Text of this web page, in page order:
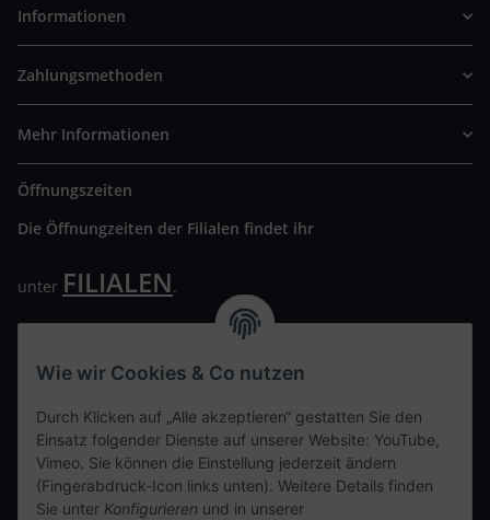
Informationen
Zahlungsmethoden
Mehr Informationen
Öffnungszeiten
Die Öffnungzeiten der Filialen findet ihr
unter FILIALEN.
Wir freuen uns auf Euren Besuch. Bitte beachtet die
Kontaktdaten
tweet
Wie wir Cookies & Co nutzen
Durch Klicken auf „Alle akzeptieren“ gestatten Sie den
Einsatz folgender Dienste auf unserer Website: YouTube,
Vimeo. Sie können die Einstellung jederzeit ändern
(Fingerabdruck-Icon links unten). Weitere Details finden
Sie unter Konfigurieren und in unserer